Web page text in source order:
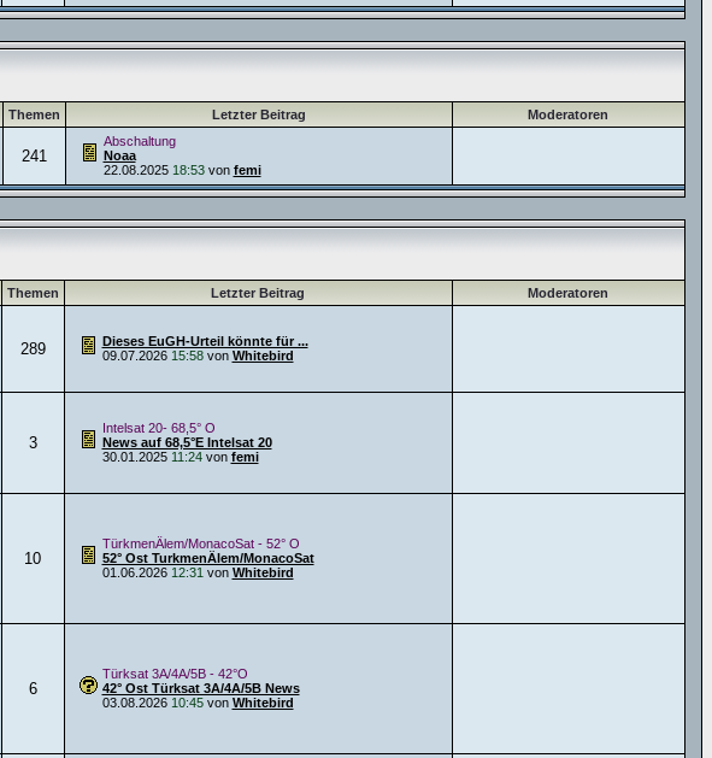
Themen Letzter Beitrag Moderatoren
241
Abschaltung
Noaa
22.08.2025 18:53von femi
Themen Letzter Beitrag Moderatoren
289
Dieses EuGH-Urteil könnte für ...
09.07.2026 15:58von Whitebird
3
Intelsat 20- 68,5° O
News auf 68,5°E Intelsat 20
30.01.2025 11:24von femi
10
TürkmenÄlem/MonacoSat - 52° O
52° Ost TurkmenÄlem/MonacoSat
01.06.2026 12:31 von Whitebird
6
Türksat 3A/4A/5B - 42°O
42° Ost Türksat 3A/4A/5B News
03.08.2026 10:45von Whitebird